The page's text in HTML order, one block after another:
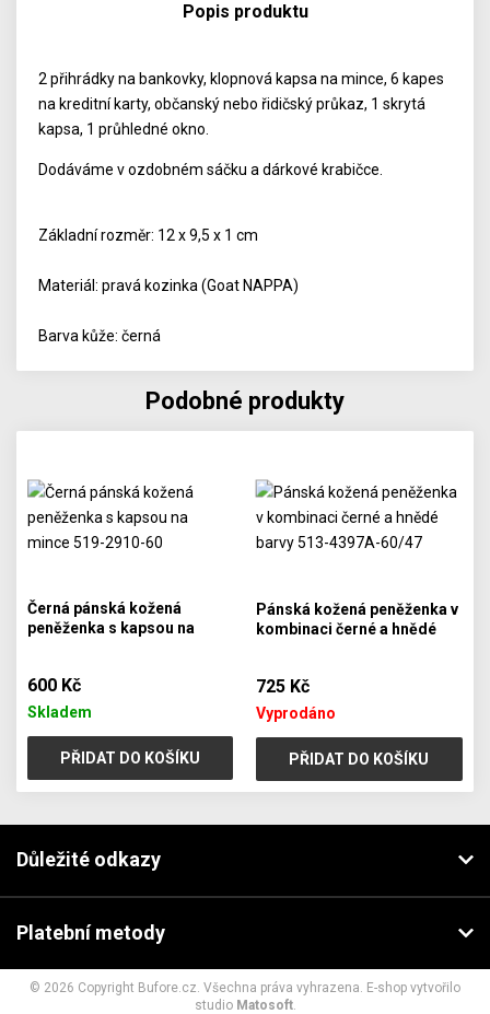
Popis produktu
2 přihrádky na bankovky, klopnová kapsa na mince, 6 kapes
na kreditní karty, občanský nebo řidičský průkaz, 1 skrytá
kapsa, 1 průhledné okno.
Dodáváme v ozdobném sáčku a dárkové krabičce.
Základní rozměr: 12 x 9,5 x 1 cm
Materiál: pravá kozinka (Goat NAPPA)
Barva kůže: černá
Podobné produkty
Černá pánská kožená
peněženka s kapsou na
600 Kč
Skladem
PŘIDAT DO KOŠÍKU
Pánská kožená peněženka v
kombinaci černé a hnědé
725 Kč
Vyprodáno
PŘIDAT DO KOŠÍKU
Důležité odkazy
Platební metody
© 2026 Copyright Bufore.cz. Všechna práva vyhrazena. E-shop vytvořilo
studio Matosoft.